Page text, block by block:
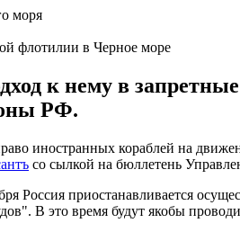
флотилии в Черное море
к нему в
РФ.
иностранных кораблей на
со сылкой на бюллетень
Россия приостанавливается
В это время будут якобы